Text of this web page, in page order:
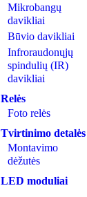
Mikrobangų
davikliai
Būvio davikliai
Infroraudonųjų
spindulių (IR)
davikliai
Relės
Foto relės
Tvirtinimo detalės
Montavimo
dėžutės
LED moduliai